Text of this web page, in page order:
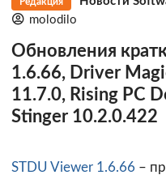
molodilo
Обновления
1.6.66, Driver
11.7.0, Rising PC
Stinger 10.2.0.422
STDU Viewer 1.6.66 –